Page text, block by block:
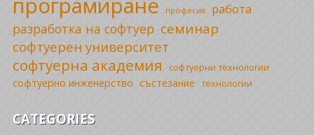
професия работа
разработка на софтуер семинар
софтуерен университет
софтуерна академия софтуерни технологии
софтуерно инженерство състезание технологии
CATEGORIES